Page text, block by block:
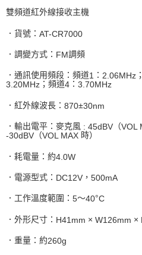
雙頻道紅外線接收主機
．貨號： AT-CR7000
．調變方式： FM調頻
．通訊使用頻段：頻道1 ： 2.06MHz
3.20MHz ；頻道4 ： 3.70MHz
．紅外線波長： 870±30nm
．輸出電平：麥克風 : 45dBV （VOL
-30dBV （VOL MAX 時）
．耗電量：約4.0W
．電源型式： DC12V ， 500mA
．工作溫度範圍： 5～40°C
．外形尺寸： H41mm × W126mm ×
．重量：約260g